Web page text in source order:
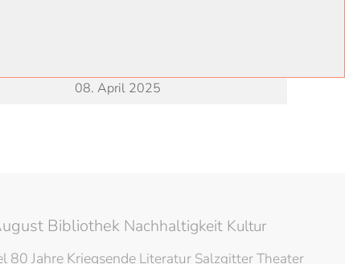
08. April 2025
Bibliothek Nachhaltigkeit Kultur
80 Jahre Kriegsende Literatur SalzgitterTheater